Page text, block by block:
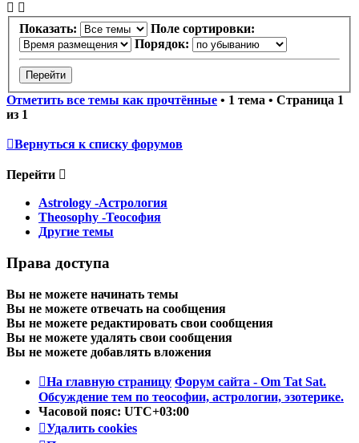
Показать:
Поле сортировки:
Порядок:
Отметить все темы как прочтённые • 1 тема • Страница 1
из 1
Вернуться к списку форумов
Перейти
Astrology -Астрология
Theosophy -Теософия
Другие темы
Права доступа
Вы не можете начинать темы
Вы не можете отвечать на сообщения
Вы не можете редактировать свои сообщения
Вы не можете удалять свои сообщения
Вы не можете добавлять вложения
На главную страницу Форум сайта - Om Tat Sat.
Обсуждение тем по теософии, астрологии, эзотерике.
Часовой пояс: UTC+03:00
Удалить cookies